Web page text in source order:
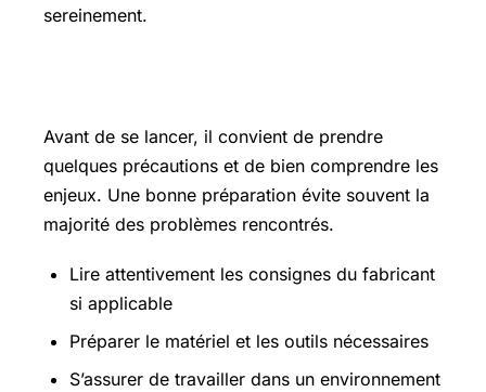
sereinement.
Avant de se lancer, il convient de prendre
quelques précautions et de bien comprendre les
enjeux. Une bonne préparation évite souvent la
majorité des problèmes rencontrés.
Lire attentivement les consignes du fabricant
si applicable
Préparer le matériel et les outils nécessaires
S’assurer de travailler dans un environnement